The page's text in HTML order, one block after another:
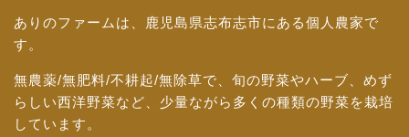
ありのファームは、鹿児島県志布志市にある個人農家で
す。
無農薬/無肥料/不耕起/無除草で、旬の野菜やハーブ、めず
らしい西洋野菜など、少量ながら多くの種類の野菜を栽培
しています。